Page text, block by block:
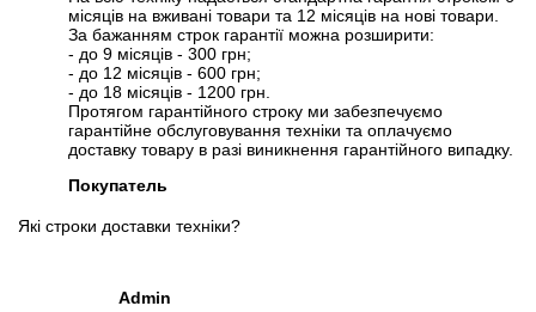
місяців на вживані товари та 12 місяців на нові товари.
За бажанням строк гарантії можна розширити:
- до 9 місяців - 300 грн;
- до 12 місяців - 600 грн;
- до 18 місяців - 1200 грн.
Протягом гарантійного строку ми забезпечуємо
гарантійне обслуговування техніки та оплачуємо
доставку товару в разі виникнення гарантійного випадку.
Покупатель
Які строки доставки техніки?
Admin